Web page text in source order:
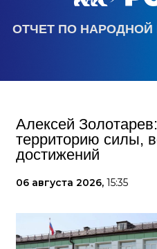
ОТЧЕТ ПО НАРОДНОЙ
Алексей
территорию силы,
достижений
06 августа 2026, 15:35